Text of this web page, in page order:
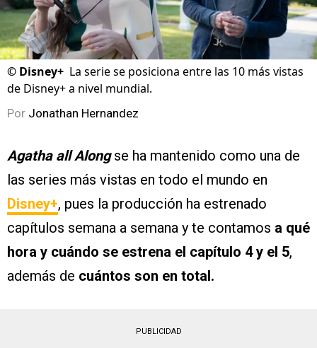
© Disney+ La serie se posiciona entre las 10 más vistas
de Disney+ a nivel mundial.
Por Jonathan Hernandez
Agatha all Alongse ha mantenido como una de
las series más vistas en todo el mundo en
Disney+, pues la producción ha estrenado
capítulos semana a semana y te contamos a qué
hora y cuándo se estrena el capítulo 4 y el 5,
además de cuántos son en total.
PUBLICIDAD